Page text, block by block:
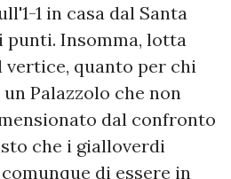
1 in casa dal Santa
punti. Insomma, lotta
quanto per chi
Palazzolo che non
dal confronto
che i gialloverdi
di essere in